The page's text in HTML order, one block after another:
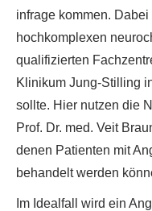
infrage kommen.
hochkomplexen
qualifizierten
Klinikum Jung-Stilling
sollte. Hier nutzen die
Prof. Dr. med. Veit
denen Patienten mit
behandelt werden
Im Idealfall wird ein